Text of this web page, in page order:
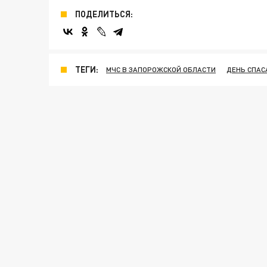
ПОДЕЛИТЬСЯ:
ТЕГИ: МЧС В ЗАПОРОЖСКОЙ ОБЛАСТИ ДЕНЬ